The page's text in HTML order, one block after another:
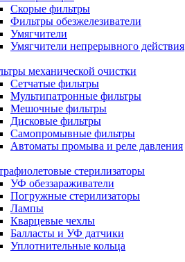
Скорые фильтры
Фильтры обезжелезиватели
Умягчители
Умягчители непрерывного действия
механической очистки
Сетчатые фильтры
Мультипатронные фильтры
Мешочные фильтры
Дисковые фильтры
Самопромывные фильтры
Автоматы промыва и реле давления
стерилизаторы
УФ обеззараживатели
Погружные стерилизаторы
Лампы
Кварцевые чехлы
Балласты и УФ датчики
Уплотнительные кольца